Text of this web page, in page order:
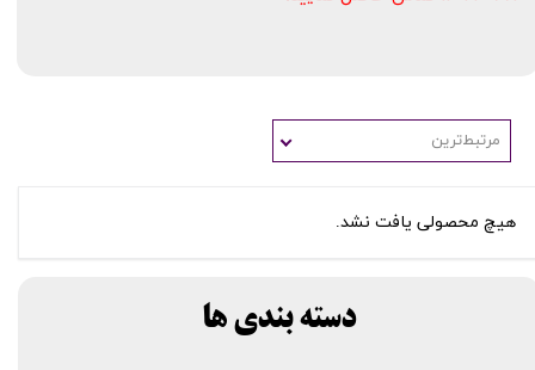
مرتبط‌ترین
هیچ محصولی یافت نشد.
دسته بندی ها